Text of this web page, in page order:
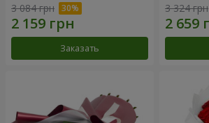
3 084 грн
Заказать
3 324 грн